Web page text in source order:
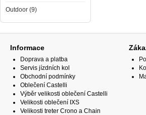
Outdoor (9)
Informace
Doprava a platba
Servis jízdních kol
Obchodní podmínky
Oblečení Castelli
Výběr velikosti oblečení Castelli
Velikosti oblečení IXS
Velikosti treter Crono a Chain